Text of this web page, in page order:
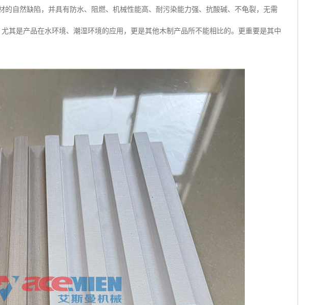
自然缺陷，并具有防水、阻燃、机械性能高、耐污染能力强、抗酸碱、不龟裂，无需
其是产品在水环境、潮湿环境的应用，更是其他木制产品所不能相比的。更重要是其中